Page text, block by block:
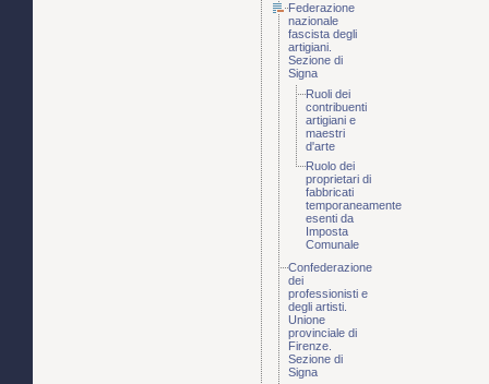
Federazione
nazionale
fascista degli
artigiani.
Sezione di
Signa
Ruoli dei
contribuenti
artigiani e
maestri
d'arte
Ruolo dei
proprietari di
fabbricati
temporaneamente
esenti da
Imposta
Comunale
Confederazione
dei
professionisti e
degli artisti.
Unione
provinciale di
Firenze.
Sezione di
Signa